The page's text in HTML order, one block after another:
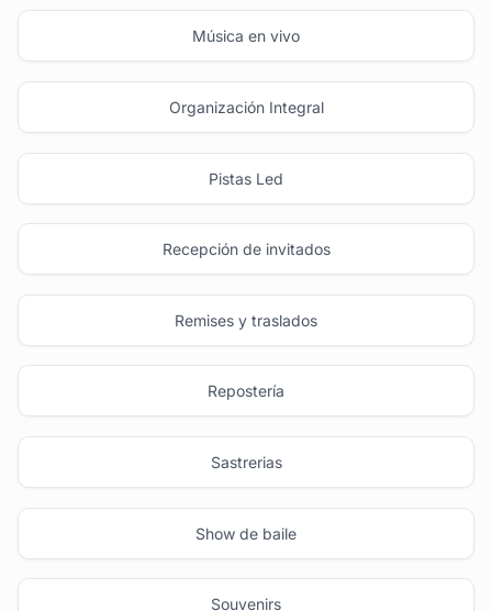
Música en vivo
Organización Integral
Pistas Led
Recepción de invitados
Remises y traslados
Repostería
Sastrerias
Show de baile
Souvenirs